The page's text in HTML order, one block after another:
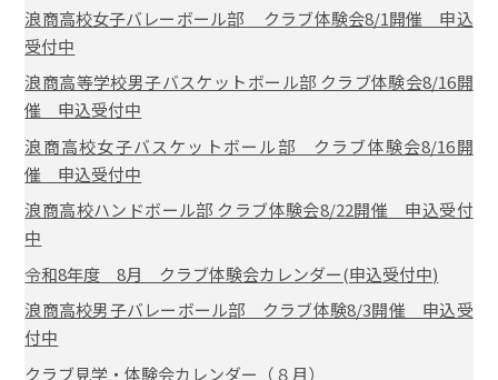
浪商高校女子バレーボール部 クラブ体験会8/1開催 申込
受付中
浪商高等学校男子バスケットボール部 クラブ体験会8/16開
催 申込受付中
浪商高校女子バスケットボール部 クラブ体験会8/16開
催 申込受付中
浪商高校ハンドボール部 クラブ体験会8/22開催 申込受付
中
令和8年度 8月 クラブ体験会カレンダー(申込受付中)
浪商高校男子バレーボール部 クラブ体験8/3開催 申込受
付中
クラブ見学・体験会カレンダー（８月）